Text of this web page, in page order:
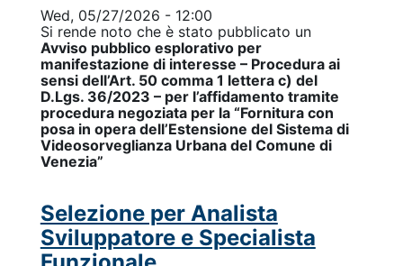
Wed, 05/27/2026 - 12:00
Si rende noto che è stato pubblicato un
Avviso pubblico esplorativo per
manifestazione di interesse – Procedura ai
sensi dell’Art. 50 comma 1 lettera c) del
D.Lgs. 36/2023 – per l’affidamento tramite
procedura negoziata per la “Fornitura con
posa in opera dell’Estensione del Sistema di
Videosorveglianza Urbana del Comune di
Venezia”
Selezione per Analista
Sviluppatore e Specialista